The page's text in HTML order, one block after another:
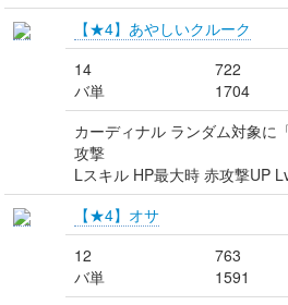
【★4】あやしいクルーク
14
バ単
722
1704
カーディナル ランダム対象に
攻撃
Lスキル HP最大時 赤攻撃UP
【★4】オサ
12
バ単
763
1591